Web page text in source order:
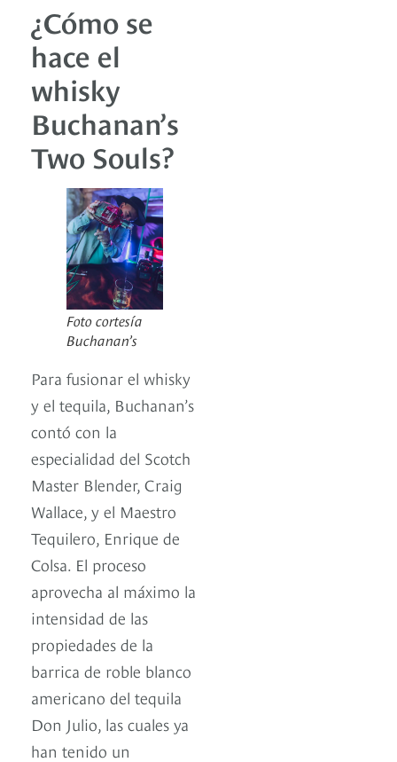
¿Cómo se
hace el
whisky
Buchanan’s
Two Souls?
Foto cortesía
Buchanan’s
Para fusionar el whisky
y el tequila, Buchanan’s
contó con la
especialidad del Scotch
Master Blender, Craig
Wallace, y el Maestro
Tequilero, Enrique de
Colsa. El proceso
aprovecha al máximo la
intensidad de las
propiedades de la
barrica de roble blanco
americano del tequila
Don Julio, las cuales ya
han tenido un